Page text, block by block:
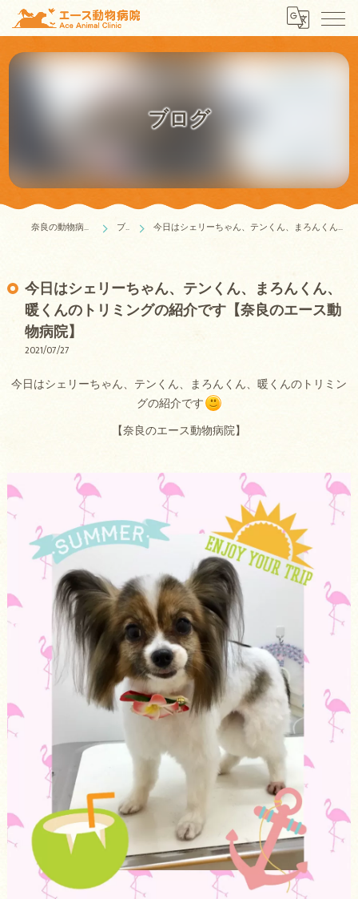
ブログ
奈良の動物病院はエース動物病院 ブログ 今日はシェリーちゃん、テンくん、まろんくん、暖くんのトリミングの紹介です【奈良のエース動物病院】
今日はシェリーちゃん、テンくん、まろんくん、
暖くんのトリミングの紹介です【奈良のエース動
物病院】
2021/07/27
今日はシェリーちゃん、テンくん、まろんくん、暖くんのトリミン
グの紹介です
【奈良のエース動物病院】